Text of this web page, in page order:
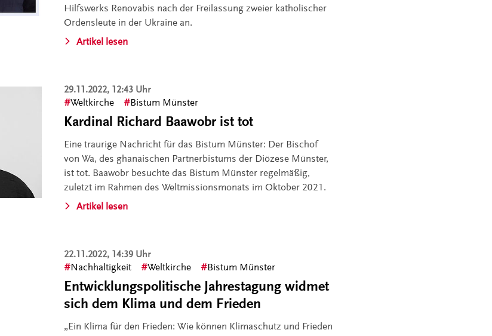
Hilfswerks Renovabis nach der Freilassung zweier katholischer
Ordensleute in der Ukraine an.
Artikel lesen
29.11.2022, 12:43 Uhr
Weltkirche Bistum Münster
Kardinal Richard Baawobr ist tot
Eine traurige Nachricht für das Bistum Münster: Der Bischof
von Wa, des ghanaischen Partnerbistums der Diözese Münster,
ist tot. Baawobr besuchte das Bistum Münster regelmäßig,
zuletzt im Rahmen des Weltmissionsmonats im Oktober 2021.
Artikel lesen
22.11.2022, 14:39 Uhr
Nachhaltigkeit Weltkirche Bistum Münster
Entwicklungspolitische Jahrestagung widmet
sich dem Klima und dem Frieden
„Ein Klima für den Frieden: Wie können Klimaschutz und Frieden